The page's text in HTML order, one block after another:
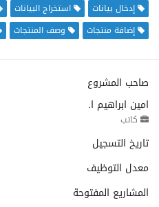
إدخال بيانات استخراج البيانات
إضافة منتجات
وصف المنتجات
صاحب المشروع
امين ابراهيم ا.
كاتب
تاريخ التسجيل
معدل التوظيف
المشاريع المفتوحة